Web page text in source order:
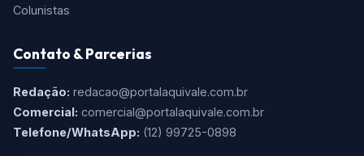
Colunistas
Contato & Parcerias
Redação: redacao@portalaquivale.com.br
Comercial: comercial@portalaquivale.com.br
Telefone/WhatsApp: (12) 99725-0898